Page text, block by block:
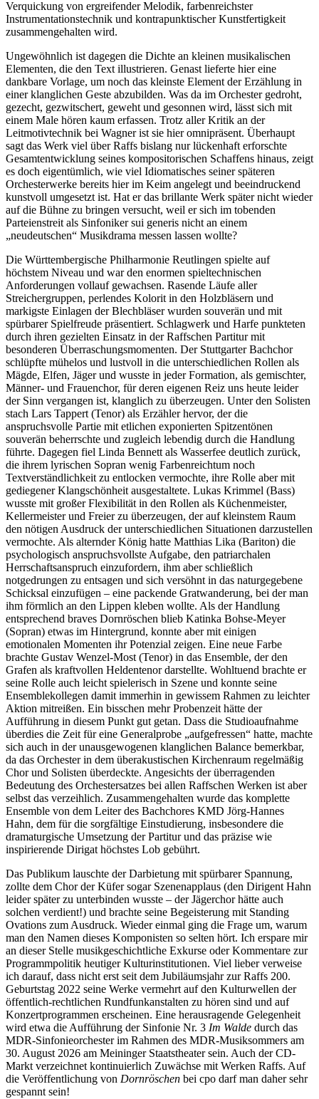
Verquickung von ergreifender Melodik, farbenreichster
Instrumentationstechnik und kontrapunktischer Kunstfertigkeit
zusammengehalten wird.
Ungewöhnlich ist dagegen die Dichte an kleinen musikalischen
Elementen, die den Text illustrieren. Genast lieferte hier eine
dankbare Vorlage, um noch das kleinste Element der Erzählung in
einer klanglichen Geste abzubilden. Was da im Orchester gedroht,
gezecht, gezwitschert, geweht und gesonnen wird, lässt sich mit
einem Male hören kaum erfassen. Trotz aller Kritik an der
Leitmotivtechnik bei Wagner ist sie hier omnipräsent. Überhaupt
sagt das Werk viel über Raffs bislang nur lückenhaft erforschte
Gesamtentwicklung seines kompositorischen Schaffens hinaus, zeigt
es doch eigentümlich, wie viel Idiomatisches seiner späteren
Orchesterwerke bereits hier im Keim angelegt und beeindruckend
kunstvoll umgesetzt ist. Hat er das brillante Werk später nicht wieder
auf die Bühne zu bringen versucht, weil er sich im tobenden
Parteienstreit als Sinfoniker sui generis nicht an einem
„neudeutschen“ Musikdrama messen lassen wollte?
Die Württembergische Philharmonie Reutlingen spielte auf
höchstem Niveau und war den enormen spieltechnischen
Anforderungen vollauf gewachsen. Rasende Läufe aller
Streichergruppen, perlendes Kolorit in den Holzbläsern und
markigste Einlagen der Blechbläser wurden souverän und mit
spürbarer Spielfreude präsentiert. Schlagwerk und Harfe punkteten
durch ihren gezielten Einsatz in der Raffschen Partitur mit
besonderen Überraschungsmomenten. Der Stuttgarter Bachchor
schlüpfte mühelos und lustvoll in die unterschiedlichen Rollen als
Mägde, Elfen, Jäger und wusste in jeder Formation, als gemischter,
Männer- und Frauenchor, für deren eigenen Reiz uns heute leider
der Sinn vergangen ist, klanglich zu überzeugen. Unter den Solisten
stach Lars Tappert (Tenor) als Erzähler hervor, der die
anspruchsvolle Partie mit etlichen exponierten Spitzentönen
souverän beherrschte und zugleich lebendig durch die Handlung
führte. Dagegen fiel Linda Bennett als Wasserfee deutlich zurück,
die ihrem lyrischen Sopran wenig Farbenreichtum noch
Textverständlichkeit zu entlocken vermochte, ihre Rolle aber mit
gediegener Klangschönheit ausgestaltete. Lukas Krimmel (Bass)
wusste mit großer Flexibilität in den Rollen als Küchenmeister,
Kellermeister und Freier zu überzeugen, der auf kleinstem Raum
den nötigen Ausdruck der unterschiedlichen Situationen darzustellen
vermochte. Als alternder König hatte Matthias Lika (Bariton) die
psychologisch anspruchsvollste Aufgabe, den patriarchalen
Herrschaftsanspruch einzufordern, ihm aber schließlich
notgedrungen zu entsagen und sich versöhnt in das naturgegebene
Schicksal einzufügen – eine packende Gratwanderung, bei der man
ihm förmlich an den Lippen kleben wollte. Als der Handlung
entsprechend braves Dornröschen blieb Katinka Bohse-Meyer
(Sopran) etwas im Hintergrund, konnte aber mit einigen
emotionalen Momenten ihr Potenzial zeigen. Eine neue Farbe
brachte Gustav Wenzel-Most (Tenor) in das Ensemble, der den
Grafen als kraftvollen Heldentenor darstellte. Wohltuend brachte er
seine Rolle auch leicht spielerisch in Szene und konnte seine
Ensemblekollegen damit immerhin in gewissem Rahmen zu leichter
Aktion mitreißen. Ein bisschen mehr Probenzeit hätte der
Aufführung in diesem Punkt gut getan. Dass die Studioaufnahme
überdies die Zeit für eine Generalprobe „aufgefressen“ hatte, machte
sich auch in der unausgewogenen klanglichen Balance bemerkbar,
da das Orchester in dem überakustischen Kirchenraum regelmäßig
Chor und Solisten überdeckte. Angesichts der überragenden
Bedeutung des Orchestersatzes bei allen Raffschen Werken ist aber
selbst das verzeihlich. Zusammengehalten wurde das komplette
Ensemble von dem Leiter des Bachchores KMD Jörg-Hannes
Hahn, dem für die sorgfältige Einstudierung, insbesondere die
dramaturgische Umsetzung der Partitur und das präzise wie
inspirierende Dirigat höchstes Lob gebührt.
Das Publikum lauschte der Darbietung mit spürbarer Spannung,
zollte dem Chor der Küfer sogar Szenenapplaus (den Dirigent Hahn
leider später zu unterbinden wusste – der Jägerchor hätte auch
solchen verdient!) und brachte seine Begeisterung mit Standing
Ovations zum Ausdruck. Wieder einmal ging die Frage um, warum
man den Namen dieses Komponisten so selten hört. Ich erspare mir
an dieser Stelle musikgeschichtliche Exkurse oder Kommentare zur
Programmpolitik heutiger Kulturinstitutionen. Viel lieber verweise
ich darauf, dass nicht erst seit dem Jubiläumsjahr zur Raffs 200.
Geburtstag 2022 seine Werke vermehrt auf den Kulturwellen der
öffentlich-rechtlichen Rundfunkanstalten zu hören sind und auf
Konzertprogrammen erscheinen. Eine herausragende Gelegenheit
wird etwa die Aufführung der Sinfonie Nr. 3 Im Walde durch das
MDR-Sinfonieorchester im Rahmen des MDR-Musiksommers am
30. August 2026 am Meininger Staatstheater sein. Auch der CD-
Markt verzeichnet kontinuierlich Zuwächse mit Werken Raffs. Auf
die Veröffentlichung von Dornröschen bei cpo darf man daher sehr
gespannt sein!